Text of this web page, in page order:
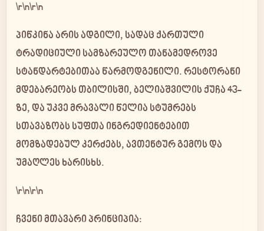
\r\n\r\n
პიწკინა არის ადგილი, სადაც ქართული
ტრადიციული სამზარეულო თანამედროვე
სტანდარტებითაა წარმოდგენილი. რესტორანი
მდებარეობს თბილისში, ბელიაშვილის ქუჩა 43-
ზე, და უკვე მრავალი წელია სტუმრებს
სთავაზობს სუფთა ინგრედიენტებით
მომზადებულ კერძებს, ავთენტურ გემოს და
უმაღლეს ხარისხს.
\r\n\r\n
ჩვენი მთავარი პრინციპია: